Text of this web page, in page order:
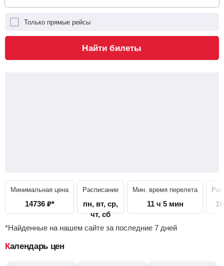
Только прямые рейсы
Найти билеты
Минимальная цена
14736 ₽*
Расписание
пн, вт, ср,
чт, сб
Мин. время перелета
11 ч 5 мин
*Найденные на нашем сайте за последние 7 дней
Календарь цен